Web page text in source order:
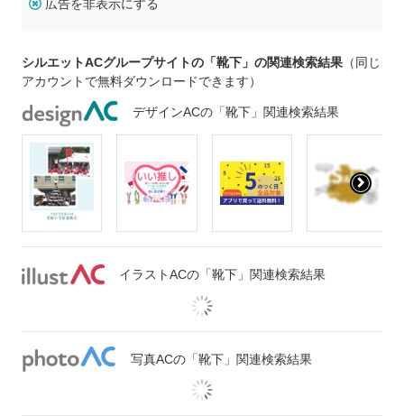
広告を非表示にする
シルエットACグループサイトの「靴下」の関連検索結果 （同じ
アカウントで無料ダウンロードできます）
デザインACの「靴下」関連検索結果
イラストACの「靴下」関連検索結果
写真ACの「靴下」関連検索結果